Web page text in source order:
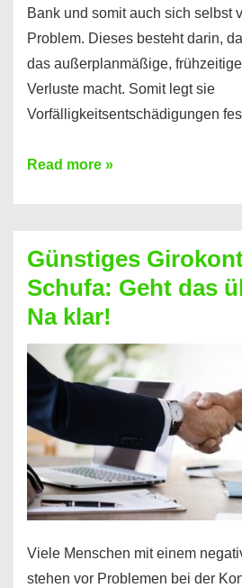
Bank und somit auch sich selbst
Problem. Dieses besteht darin,
das außerplanmäßige,
Verluste macht. Somit legt sie
Vorfälligkeitsentschädigungen
Kredit
dabei
profitieren
–
So
funktioniert’s
Read more »
Günstiges
Schufa: Geht das
Na klar!
Viele Menschen mit einem
stehen vor Problemen bei der